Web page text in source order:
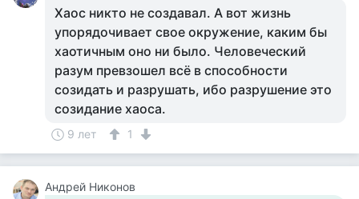
Хаос никто не создавал. А вот жизнь
упорядочивает свое окружение, каким бы
хаотичным оно ни было. Человеческий
разум превзошел всё в способности
созидать и разрушать, ибо разрушение это
созидание хаоса.
9 лет 1
Андрей Никонов